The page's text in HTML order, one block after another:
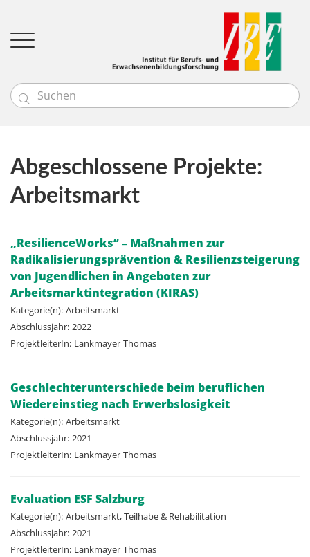
Profil
Unsere Kund:innen
Bildungsgütesiegel
Bildungseinrichtungen (EBQ)
Bibliotheken (Q-BIB)
Forschung
Aktuelle Projekte
Projektsuche
News

Abgeschlossene Projekte:
Arbeitsmarkt
„ResilienceWorks“ – Maßnahmen zur
Radikalisierungsprävention & Resilienzsteigerung
von Jugendlichen in Angeboten zur
Arbeitsmarktintegration (KIRAS)
Kategorie(n): Arbeitsmarkt
Abschlussjahr: 2022
ProjektleiterIn: Lankmayer Thomas
Geschlechterunterschiede beim beruflichen
Wiedereinstieg nach Erwerbslosigkeit
Kategorie(n): Arbeitsmarkt
Abschlussjahr: 2021
ProjektleiterIn: Lankmayer Thomas
Evaluation ESF Salzburg
Kategorie(n): Arbeitsmarkt, Teilhabe & Rehabilitation
Abschlussjahr: 2021
ProjektleiterIn: Lankmayer Thomas